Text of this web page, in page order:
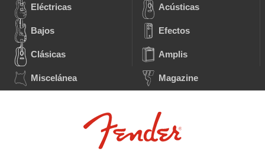
Eléctricas Acústicas
Bajos Efectos
Clásicas Amplis
Miscelánea Magazine